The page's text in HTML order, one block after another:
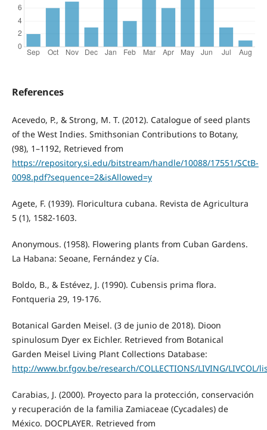
References
Acevedo, P., & Strong, M. T. (2012). Catalogue of seed plants
of the West Indies. Smithsonian Contributions to Botany,
(98), 1–1192, Retrieved from
https://repository.si.edu/bitstream/handle/10088/17551/SCtB-
0098.pdf?sequence=2&isAllowed=y
Agete, F. (1939). Floricultura cubana. Revista de Agricultura
5 (1), 1582-1603.
Anonymous. (1958). Flowering plants from Cuban Gardens.
La Habana: Seoane, Fernández y Cía.
Boldo, B., & Estévez, J. (1990). Cubensis prima flora.
Fontqueria 29, 19-176.
Botanical Garden Meisel. (3 de junio de 2018). Dioon
spinulosum Dyer ex Eichler. Retrieved from Botanical
Garden Meisel Living Plant Collections Database:
http://www.br.fgov.be/research/COLLECTIONS/LIVING/LIVCOL/
Carabias, J. (2000). Proyecto para la protección, conservación
y recuperación de la familia Zamiaceae (Cycadales) de
México. DOCPLAYER. Retrieved from